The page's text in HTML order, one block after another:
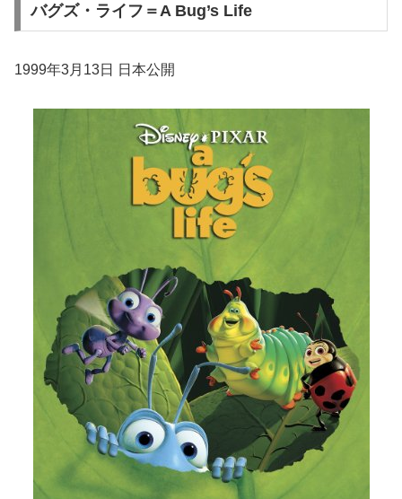
バグズ・ライフ＝A Bug’s Life
1999年3月13日 日本公開